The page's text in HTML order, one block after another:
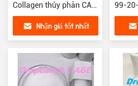
Collagen thủy phân CAS
9064-67-9
Nhận giá tốt nhất
99-